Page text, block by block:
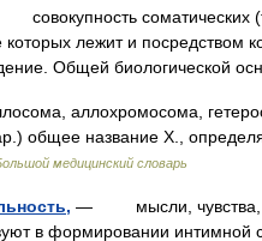
соматических
которых лежит и
Общей биологической
аллохромосома,
общее название X.,
медицинский словарь
— мысли, чувства,
в формировании